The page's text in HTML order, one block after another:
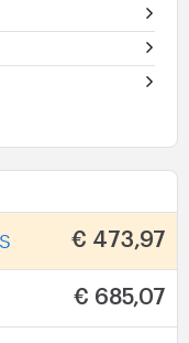
€ 473,97
€ 685,07